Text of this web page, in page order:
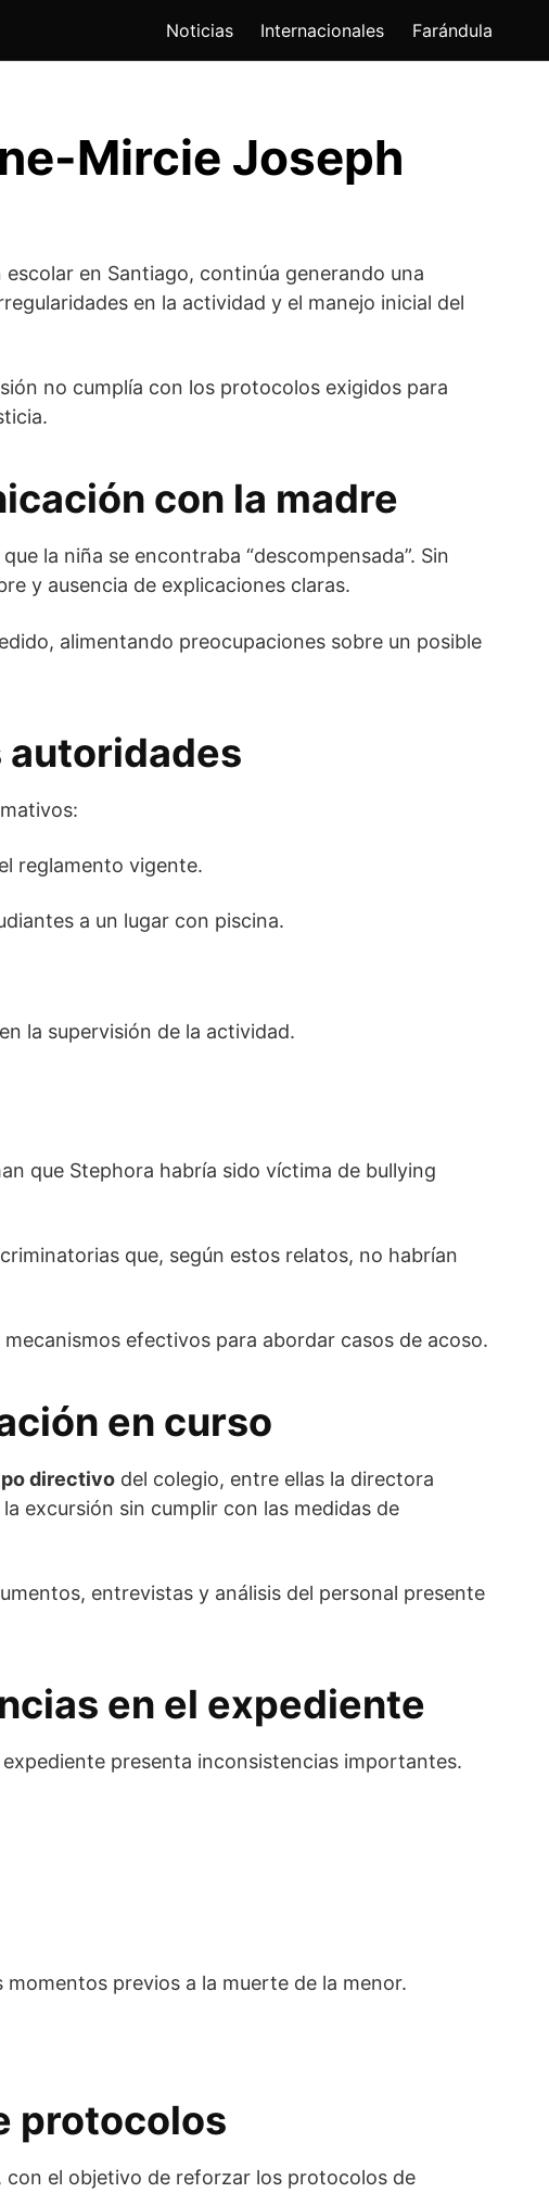
Noticias Internacionales Farándula
Mircie Joseph
escolar en Santiago, continúa generando una
en la actividad y el manejo inicial del
no cumplía con los protocolos exigidos para
con la madre
la niña se encontraba “descompensada”. Sin
y ausencia de explicaciones claras.
alimentando preocupaciones sobre un posible
autoridades
reglamento vigente.
a un lugar con piscina.
la supervisión de la actividad.
que Stephora habría sido víctima de bullying
que, según estos relatos, no habrían
efectivos para abordar casos de acoso.
en curso
directivo del colegio, entre ellas la directora
excursión sin cumplir con las medidas de
entrevistas y análisis del personal presente
en el expediente
presenta inconsistencias importantes.
previos a la muerte de la menor.
protocolos
con el objetivo de reforzar los protocolos de